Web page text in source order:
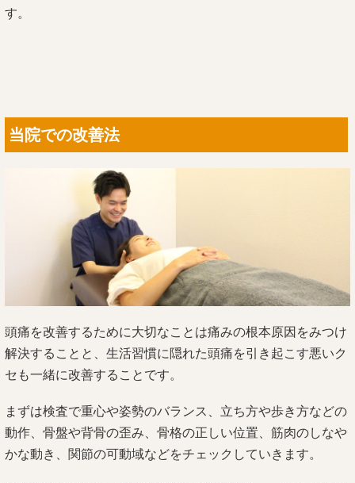
す。
当院での改善法
頭痛を改善するために大切なことは痛みの根本原因をみつけ
解決することと、生活習慣に隠れた頭痛を引き起こす悪いク
セも一緒に改善することです。
まずは検査で重心や姿勢のバランス、立ち方や歩き方などの
動作、骨盤や背骨の歪み、骨格の正しい位置、筋肉のしなや
かな動き、関節の可動域などをチェックしていきます。